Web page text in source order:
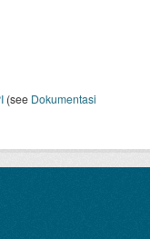
(see Dokumentasi